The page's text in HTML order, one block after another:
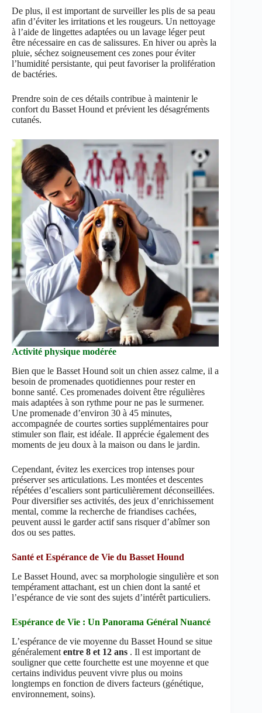
De plus, il est important de surveiller les plis de sa peau
afin d’éviter les irritations et les rougeurs. Un nettoyage
à l’aide de lingettes adaptées ou un lavage léger peut
être nécessaire en cas de salissures. En hiver ou après la
pluie, séchez soigneusement ces zones pour éviter
l’humidité persistante, qui peut favoriser la prolifération
de bactéries.
Prendre soin de ces détails contribue à maintenir le
confort du Basset Hound et prévient les désagréments
cutanés.
Activité physique modérée
Bien que le Basset Hound soit un chien assez calme, il a
besoin de promenades quotidiennes pour rester en
bonne santé. Ces promenades doivent être régulières
mais adaptées à son rythme pour ne pas le surmener.
Une promenade d’environ 30 à 45 minutes,
accompagnée de courtes sorties supplémentaires pour
stimuler son flair, est idéale. Il apprécie également des
moments de jeu doux à la maison ou dans le jardin.
Cependant, évitez les exercices trop intenses pour
préserver ses articulations. Les montées et descentes
répétées d’escaliers sont particulièrement déconseillées.
Pour diversifier ses activités, des jeux d’enrichissement
mental, comme la recherche de friandises cachées,
peuvent aussi le garder actif sans risquer d’abîmer son
dos ou ses pattes.
Santé et Espérance de Vie du Basset Hound
Le Basset Hound, avec sa morphologie singulière et son
tempérament attachant, est un chien dont la santé et
l’espérance de vie sont des sujets d’intérêt particuliers.
Espérance de Vie : Un Panorama Général Nuancé
L’espérance de vie moyenne du Basset Hound se situe
généralement entre 8 et 12 ans . Il est important de
souligner que cette fourchette est une moyenne et que
certains individus peuvent vivre plus ou moins
longtemps en fonction de divers facteurs (génétique,
environnement, soins).